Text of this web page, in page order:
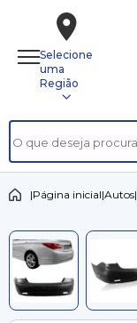
Selecione
uma
Região
|Página inicial|Autos|